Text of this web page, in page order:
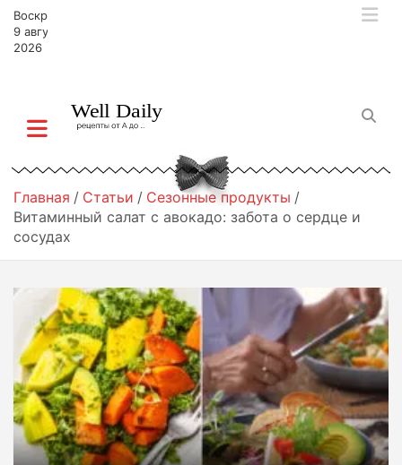
Воскресенье,
9 августа,
2026
Главная Статьи
Сезонные продукты
Витаминный салат с авокадо: забота о сердце и
сосудах